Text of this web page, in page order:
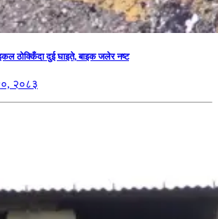
ठोक्किँदा दुई घाइते, बाइक जलेर नष्ट
२०८३